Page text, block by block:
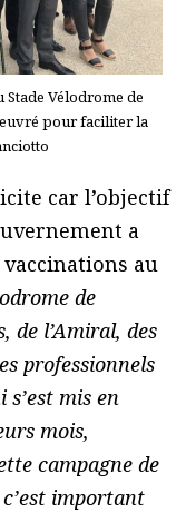
Vélodrome de
pour faciliter la
car l’objectif
a
au
de
de l’Amiral, des
professionnels
mis en
mois,
campagne de
important